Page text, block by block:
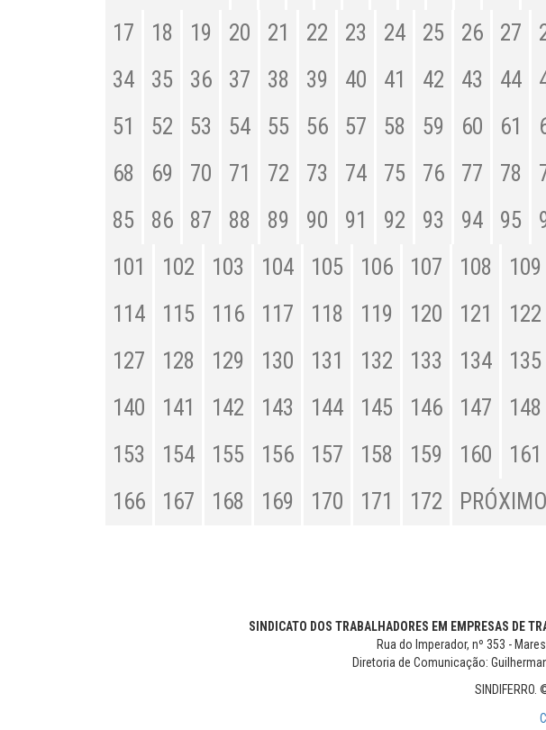
17
18 19 20 21 22 23 24 25 26 27
34
35 36 37 38 39 40 41 42 43 44
51
52 53 54 55 56 57 58 59 60 61
68
69 70 71 72 73 74 75 76 77 78
85
86 87 88 89 90 91 92 93 94 95
101
102 103 104 105 106 107 108 109
114
115 116 117 118 119 120 121 122
127
128 129 130 131 132 133 134 135
140
141 142 143 144 145 146 147 148
153
154 155 156 157 158 159 160 161
166
167 168 169 170 171 172
SINDICATO DOS TRABALHADORES EM EMPRESAS DE
Rua do Imperador, nº 353 -
Diretoria de Comunicação: